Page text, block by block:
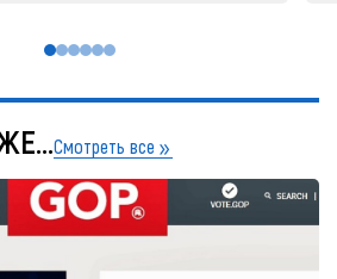
Смотреть все